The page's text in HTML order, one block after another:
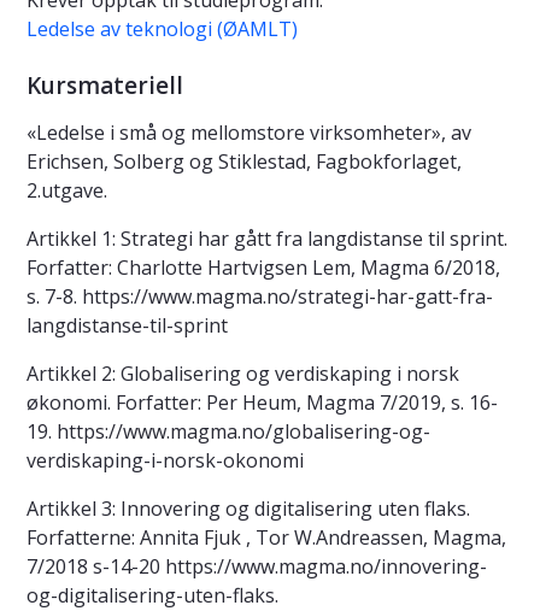
Ledelse av teknologi (ØAMLT)
Kursmateriell
«Ledelse i små og mellomstore virksomheter», av
Erichsen, Solberg og Stiklestad, Fagbokforlaget,
2.utgave.
Artikkel 1: Strategi har gått fra langdistanse til sprint.
Forfatter: Charlotte Hartvigsen Lem, Magma 6/2018,
s. 7-8. https://www.magma.no/strategi-har-gatt-fra-
langdistanse-til-sprint
Artikkel 2: Globalisering og verdiskaping i norsk
økonomi. Forfatter: Per Heum, Magma 7/2019, s. 16-
19. https://www.magma.no/globalisering-og-
verdiskaping-i-norsk-okonomi
Artikkel 3: Innovering og digitalisering uten flaks.
Forfatterne: Annita Fjuk , Tor W.Andreassen, Magma,
7/2018 s-14-20 https://www.magma.no/innovering-
og-digitalisering-uten-flaks.